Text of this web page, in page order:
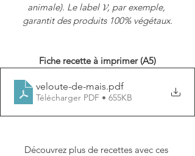
animale). Le label 𝓥, par exemple,
garantit des produits 100% végétaux.
Fiche recette à imprimer (A5)
veloute-de-mais.pdf
Télécharger PDF • 655KB
Découvrez plus de recettes avec ces